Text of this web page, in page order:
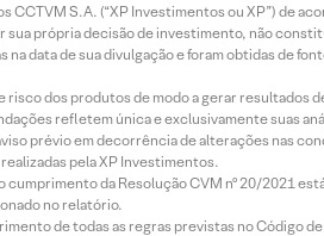
CCTVM S.A. (“XP Investimentos ou XP”) de
própria decisão de investimento, não
data de sua divulgação e foram obtidas de
dos produtos de modo a gerar resultados
refletem única e exclusivamente suas
prévio em decorrência de alterações nas
pela XP Investimentos.
da Resolução CVM nº 20/2021
no relatório.
de todas as regras previstas no Código